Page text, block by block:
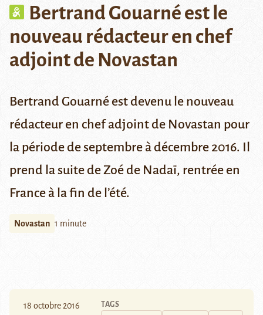
Bertrand Gouarné est le
nouveau rédacteur en chef
adjoint de Novastan
Bertrand Gouarné est devenu le nouveau
rédacteur en chef adjoint de Novastan pour
la période de septembre à décembre 2016. Il
prend la suite de Zoé de Nadaï, rentrée en
France à la fin de l’été.
Novastan 1 minute
18 octobre 2016 TAGS